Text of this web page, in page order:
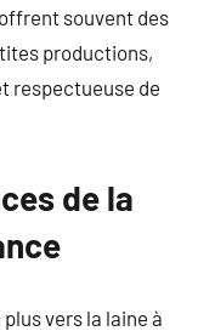
souvent des
productions,
respectueuse de
de la
vers la laine à